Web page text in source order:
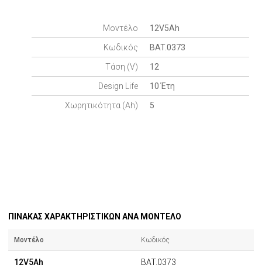
Μοντέλο 12V5Ah
Κωδικός BAT.0373
Τάση (V) 12
Design Life 10 Έτη
Χωρητικότητα (Ah) 5
ΠΙΝΑΚΑΣ ΧΑΡΑΚΤΗΡΙΣΤΙΚΩΝ ΑΝΑ ΜΟΝΤΕΛΟ
Μοντέλο Κωδικός
12V5Ah BAT.0373